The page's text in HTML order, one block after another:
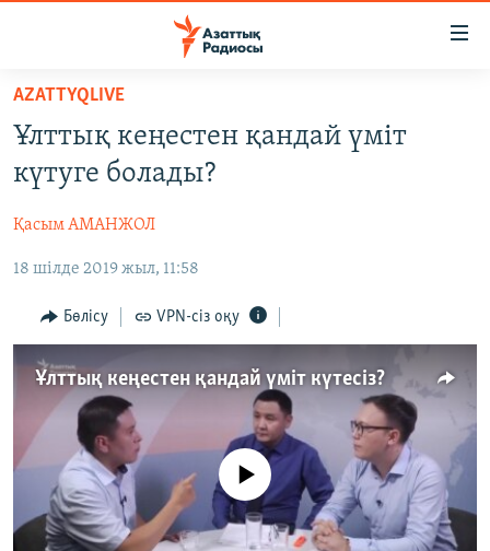
Skip
main
content
Skip
to
Navigation
Search
AZATTYQTV
ҚАҢТАР ОҚИҒАСЫ
АДАМ ҚҰҚЫҚТАРЫ
ӘЛЕУМЕТ
ӘЛЕМ
АРНАЙЫ ЖОБАЛАР
Русский
ЖАЗЫЛЫҢЫЗ
AZATTYQLIVE
Ұлттық кеңестен қандай үміт
күтуге болады?
Қасым АМАНЖОЛ
18 шілде 2019 жыл, 11:58
Бөлісу VPN-сіз оқу
Ұлттық кеңестен қандай үміт күтесіз?
No media source currently available